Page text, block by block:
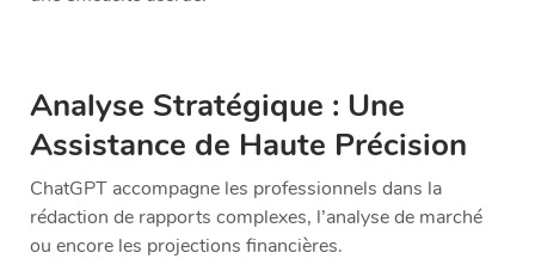
Analyse Stratégique : Une
Assistance de Haute Précision
ChatGPT accompagne les professionnels dans la
rédaction de rapports complexes, l’analyse de marché
ou encore les projections financières.